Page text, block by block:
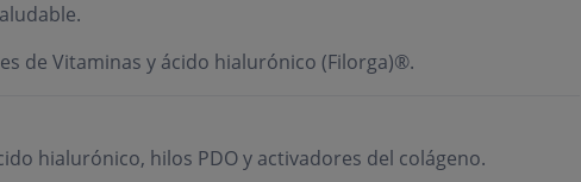
de Vitaminas y ácido hialurónico (Filorga)®.
hialurónico, hilos PDO y activadores del colágeno.